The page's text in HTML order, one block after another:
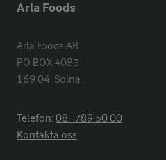
Arla Foods
Arla Foods AB
PO BOX 4083
169 04  Solna
Telefon:08−789 50 00
Kontakta oss